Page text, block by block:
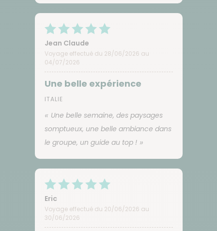
Jean Claude
Voyage effectué du 28/06/2026 au
04/07/2026
Une belle expérience
ITALIE
Une belle semaine, des paysages
somptueux, une belle ambiance dans
le groupe, un guide au top !
Eric
Voyage effectué du 20/06/2026 au
30/06/2026